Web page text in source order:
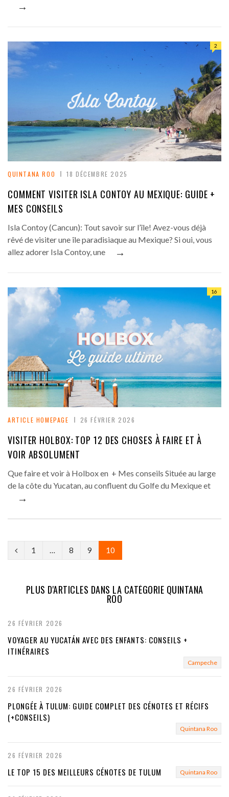
→
2
QUINTANA ROO 18 DÉCEMBRE 2025
COMMENT VISITER ISLA CONTOY AU MEXIQUE: GUIDE +
MES CONSEILS
Isla Contoy (Cancun): Tout savoir sur l’île! Avez-vous déjà
rêvé de visiter une île paradisiaque au Mexique? Si oui, vous
allez adorer Isla Contoy, une
→
16
ARTICLE HOMEPAGE 26 FÉVRIER 2026
VISITER HOLBOX: TOP 12 DES CHOSES À FAIRE ET À
VOIR ABSOLUMENT
Que faire et voir à Holbox en + Mes conseils Située au large
de la côte du Yucatan, au confluent du Golfe du Mexique et
→
P
i
o
u
s
1 … 8 9 10
PLUS D'ARTICLES DANS LA CATÉGORIE QUINTANA
ROO
26 FÉVRIER 2026
VOYAGER AU YUCATÁN AVEC DES ENFANTS: CONSEILS +
ITINÉRAIRES
Campeche
26 FÉVRIER 2026
PLONGÉE À TULUM: GUIDE COMPLET DES CÉNOTES ET RÉCIFS
(+CONSEILS)
Quintana Roo
26 FÉVRIER 2026
LE TOP 15 DES MEILLEURS CÉNOTES DE TULUM Quintana Roo